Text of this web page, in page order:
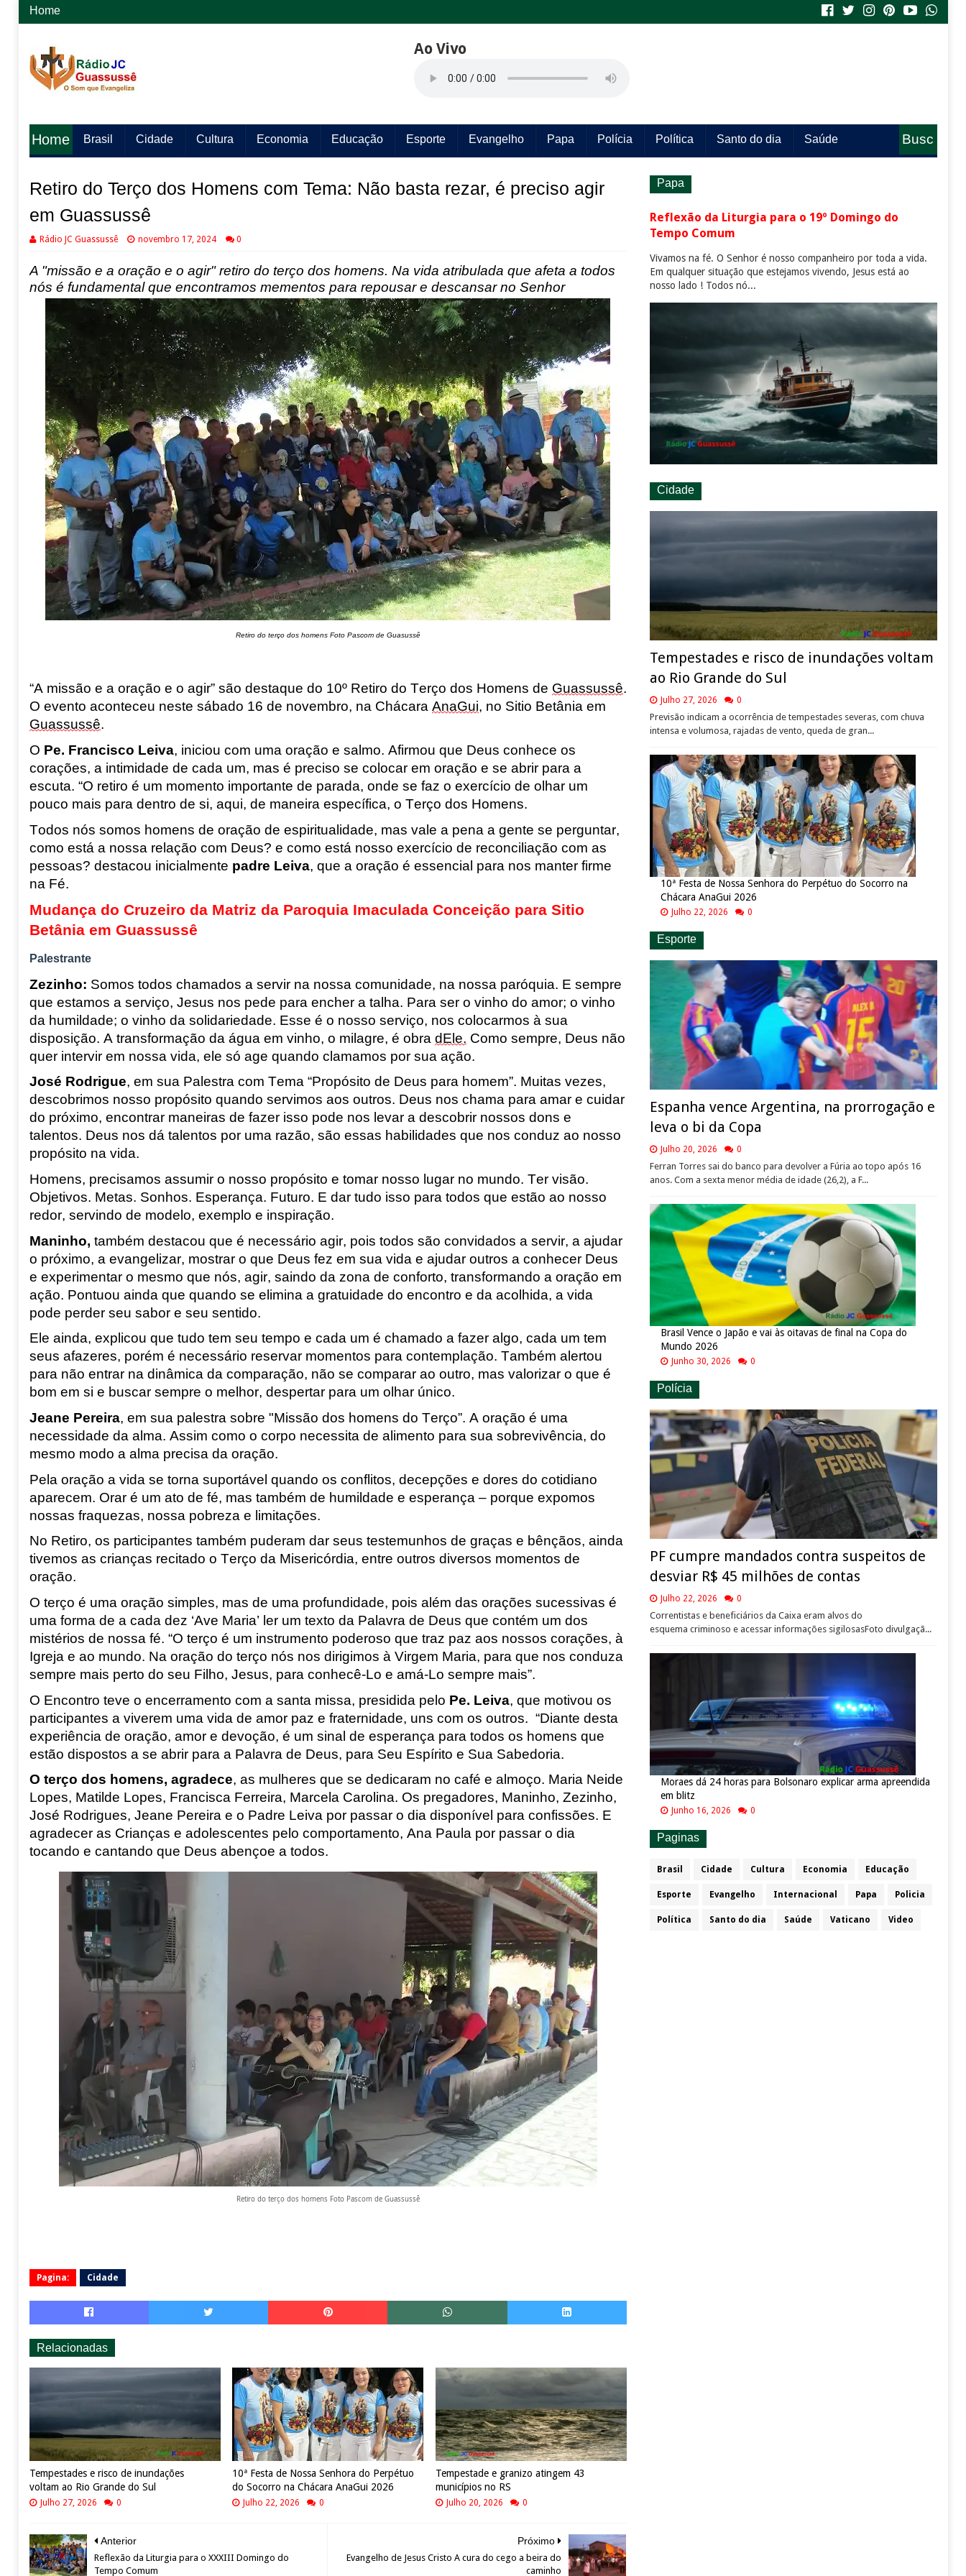
Home
Ao Vivo
Home Brasil Cidade Cultura Economia Educação Esporte Evangelho Papa Polícia Política Santo do dia Saúde
Busc
Retiro do Terço dos Homens com Tema: Não basta rezar, é preciso agir
em Guassussê
Rádio JC Guassussê novembro 17, 2024 0
A"missão e a oração e o agir" retiro do terço dos homens. Na vida atribulada que afeta a todos
nós é fundamental que encontramos mementos para repousar e descansar no Senhor
Retiro do terço dos homens Foto Pascom de Guasussê
“Amissão e a oração e o agir” são destaque do 10º Retiro do Terço dos Homens de Guassussê.
O evento aconteceu neste sábado 16 de novembro, na Chácara AnaGui, no Sitio Betânia em
Guassussê.
O Pe. Francisco Leiva, iniciou com uma oração e salmo. Afirmou que Deus conhece os
corações, a intimidade de cada um, mas é preciso se colocar em oração e se abrir para a
escuta. “O retiro é um momento importante de parada, onde se faz o exercício de olhar um
pouco mais para dentro de si, aqui, de maneira específica, o Terço dos Homens.
Todos nós somos homens de oração de espiritualidade, mas vale a pena a gente se perguntar,
como está a nossa relação com Deus? e como está nosso exercício de reconciliação com as
pessoas? destacou inicialmente padre Leiva, que a oração é essencial para nos manter firme
na Fé.
Mudança do Cruzeiro da Matriz da Paroquia Imaculada Conceição para Sitio
Betânia em Guassussê
Palestrante
Zezinho: Somos todos chamados a servir na nossa comunidade, na nossa paróquia. E sempre
que estamos a serviço, Jesus nos pede para encher a talha. Para ser o vinho do amor; o vinho
da humildade; o vinho da solidariedade. Esse é o nosso serviço, nos colocarmos à sua
disposição. A transformação da água em vinho, o milagre, é obra dEle. Como sempre, Deus não
quer intervir em nossa vida, ele só age quando clamamos por sua ação.
José Rodrigue, em sua Palestra com Tema “Propósito de Deus para homem”. Muitas vezes,
descobrimos nosso propósito quando servimos aos outros. Deus nos chama para amar e cuidar
do próximo, encontrar maneiras de fazer isso pode nos levar a descobrir nossos dons e
talentos. Deus nos dá talentos por uma razão, são essas habilidades que nos conduz ao nosso
propósito na vida.
Homens, precisamos assumir o nosso propósito e tomar nosso lugar no mundo. Ter visão.
Objetivos. Metas. Sonhos. Esperança. Futuro. E dar tudo isso para todos que estão ao nosso
redor, servindo de modelo, exemplo e inspiração.
Maninho, também destacou que é necessário agir, pois todos são convidados a servir, a ajudar
o próximo, a evangelizar, mostrar o que Deus fez em sua vida e ajudar outros a conhecer Deus
e experimentar o mesmo que nós, agir, saindo da zona de conforto, transformando a oração em
ação. Pontuou ainda que quando se elimina a gratuidade do encontro e da acolhida, a vida
pode perder seu sabor e seu sentido.
Ele ainda, explicou que tudo tem seu tempo e cada um é chamado a fazer algo, cada um tem
seus afazeres, porém é necessário reservar momentos para contemplação. Também alertou
para não entrar na dinâmica da comparação, não se comparar ao outro, mas valorizar o que é
bom em si e buscar sempre o melhor, despertar para um olhar único.
Jeane Pereira, em sua palestra sobre "Missão dos homens do Terço”. A oração é uma
necessidade da alma. Assim como o corpo necessita de alimento para sua sobrevivência, do
mesmo modo a alma precisa da oração.
Pela oração a vida se torna suportável quando os conflitos, decepções e dores do cotidiano
aparecem. Orar é um ato de fé, mas também de humildade e esperança – porque expomos
nossas fraquezas, nossa pobreza e limitações.
No Retiro, os participantes também puderam dar seus testemunhos de graças e bênçãos, ainda
tivemos as crianças recitado o Terço da Misericórdia, entre outros diversos momentos de
oração.
O terço é uma oração simples, mas de uma profundidade, pois além das orações sucessivas é
uma forma de a cada dez ‘Ave Maria’ ler um texto da Palavra de Deus que contém um dos
mistérios de nossa fé. “O terço é um instrumento poderoso que traz paz aos nossos corações, à
Igreja e ao mundo. Na oração do terço nós nos dirigimos à Virgem Maria, para que nos conduza
sempre mais perto do seu Filho, Jesus, para conhecê-Lo e amá-Lo sempre mais”.
O Encontro teve o encerramento com a santa missa, presidida pelo Pe. Leiva, que motivou os
participantes a viverem uma vida de amor paz e fraternidade, uns com os outros. “Diante desta
experiência de oração, amor e devoção, é um sinal de esperança para todos os homens que
estão dispostos a se abrir para a Palavra de Deus, para Seu Espírito e Sua Sabedoria.
O terço dos homens, agradece, as mulheres que se dedicaram no café e almoço. Maria Neide
Lopes, Matilde Lopes, Francisca Ferreira, Marcela Carolina. Os pregadores, Maninho, Zezinho,
José Rodrigues, Jeane Pereira e o Padre Leiva por passaro dia disponível para confissões. E
agradecer as Crianças e adolescentes pelo comportamento, Ana Paula por passar o dia
tocando e cantando que Deus abençoe a todos.
Retiro do terço dos homens Foto Pascom de Guassussê
Pagina: Cidade
Relacionadas
Tempestades e risco de inundações
voltam ao Rio Grande do Sul
Julho 27, 2026 0
10ª Festa de Nossa Senhora do Perpétuo
do Socorro na Chácara AnaGui 2026
Julho 22, 2026 0
Tempestade e granizo atingem 43
municípios no RS
Julho 20, 2026 0
Próximo
Evangelho de Jesus Cristo A cura do cego a beira do
caminho
Anterior
Reflexão da Liturgia para o XXXIII Domingo do
Tempo Comum
Papa
Reflexão da Liturgia para o 19º Domingo do
Tempo Comum
Vivamos na fé. O Senhor é nosso companheiro por toda a vida.
Em qualquer situação que estejamos vivendo, Jesus está ao
nosso lado ! Todos nó...
Cidade
Tempestades e risco de inundações voltam
ao Rio Grande do Sul
Julho 27, 2026 0
Previsão indicam a ocorrência de tempestades severas, com chuva
intensa e volumosa, rajadas de vento, queda de gran...
10ª Festa de Nossa Senhora do Perpétuo do Socorro na
Chácara AnaGui 2026
Julho 22, 2026 0
Esporte
Espanha vence Argentina, na prorrogação e
leva o bi da Copa
Julho 20, 2026 0
Ferran Torres sai do banco para devolver a Fúria ao topo após 16
anos. Com a sexta menor média de idade (26,2), a F...
Brasil Vence o Japão e vai às oitavas de final na Copa do
Mundo 2026
Junho 30, 2026 0
Polícia
PF cumpre mandados contra suspeitos de
desviar R$ 45 milhões de contas
Julho 22, 2026 0
Correntistas e beneficiários da Caixa eram alvos do
esquema criminoso e acessar informações sigilosasFoto divulgaçã...
Moraes dá 24 horas para Bolsonaro explicar arma apreendida
em blitz
Junho 16, 2026 0
Paginas
Brasil Cidade Cultura Economia Educação
Esporte Evangelho Internacional Papa Policia
Política Santo do dia Saúde Vaticano Video